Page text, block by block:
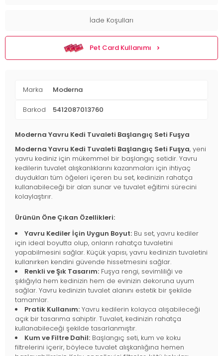
İade Koşulları
Pet Card Kullanımı
Marka Moderna
Barkod 5412087013760
Moderna Yavru Kedi Tuvaleti Başlangıç Seti Fuşya
Moderna Yavru Kedi Tuvaleti Başlangıç Seti Fuşya, yeni
yavru kediniz için mükemmel bir başlangıç setidir. Yavru
kedilerin tuvalet alışkanlıklarını kazanmaları için ihtiyaç
duydukları tüm öğeleri içeren bu set, kedinizin rahatça
kullanabileceği bir alan sunar ve tuvalet eğitimi sürecini
kolaylaştırır.
Ürünün Öne Çıkan Özellikleri:
Yavru Kediler İçin Uygun Boyut: Bu set, yavru kediler
için ideal boyutta olup, onların rahatça tuvaletini
yapabilmesini sağlar. Küçük yapısı, yavru kedinizin tuvaletini
kullanırken kendini güvende hissetmesini sağlar.
Renkli ve Şık Tasarım: Fuşya rengi, sevimliliği ve
şıklığıyla hem kedinizin hem de evinizin dekoruna uyum
sağlar. Yavru kedinizin tuvalet alanını estetik bir şekilde
tamamlar.
Pratik Kullanım: Yavru kedilerin kolayca alışabileceği
açık bir tasarıma sahiptir. Tuvalet, kedinizin rahatça
kullanabileceği şekilde tasarlanmıştır.
Kum ve Filtre Dahil: Başlangıç seti, kum ve koku
filtrelerini içerir, böylece tuvalet alışkanlığına hemen